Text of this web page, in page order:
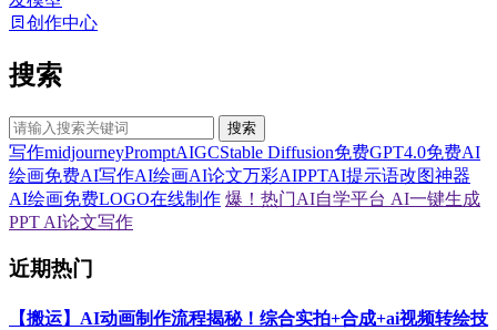
创作中心
搜索
搜索
写作midjourneyPromptAIGCStable Diffusion免费GPT4.0免费AI
绘画免费AI写作AI绘画AI论文万彩AIPPTAI提示语改图神器
AI绘画免费LOGO在线制作 爆！热门AI自学平台 AI一键生成
PPT AI论文写作
近期热门
【搬运】AI动画制作流程揭秘！综合实拍+合成+ai视频转绘技